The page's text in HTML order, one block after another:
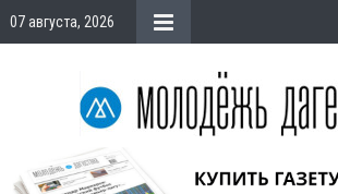
07 августа, 2026